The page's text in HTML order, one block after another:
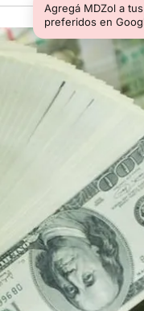
Agregá MDZol a
preferidos en